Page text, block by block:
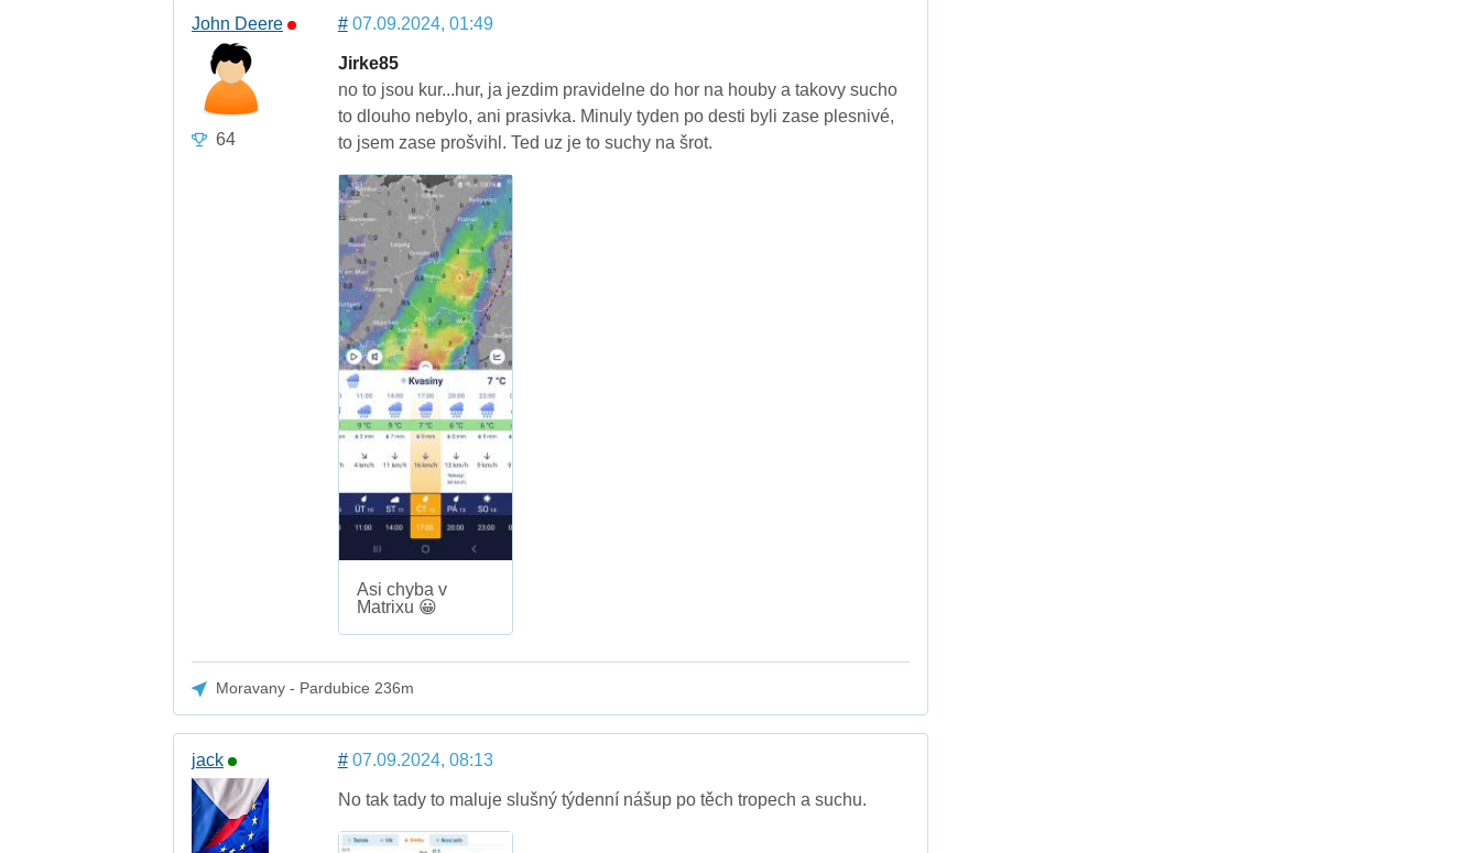
John Deere
64
#07.09.2024, 01:49
Jirke85
no to jsou kur...hur, ja jezdim pravidelne do hor na houby a takovy sucho
to dlouho nebylo, ani prasivka. Minuly tyden po desti byli zase plesnivé,
to jsem zase prošvihl. Ted uz je to suchy na šrot.
Asi chyba v
Matrixu 😀
Moravany - Pardubice 236m
jack #07.09.2024, 08:13
No tak tady to maluje slušný týdenní nášup po těch tropech a suchu.